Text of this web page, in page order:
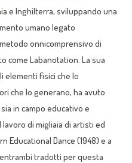
e Inghilterra, sviluppando una
umano legato
onnicomprensivo di
come Labanotation. La sua
elementi fisici che lo
che lo generano, ha avuto
in campo educativo e
di migliaia di artisti ed
Educational Dance (1948) e a
tradotti per questa